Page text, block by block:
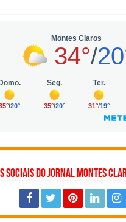
Vila Olímpia, em São Paulo
mil no digital
eólica e hidrogênio verde
Sociais do Jornal Montes